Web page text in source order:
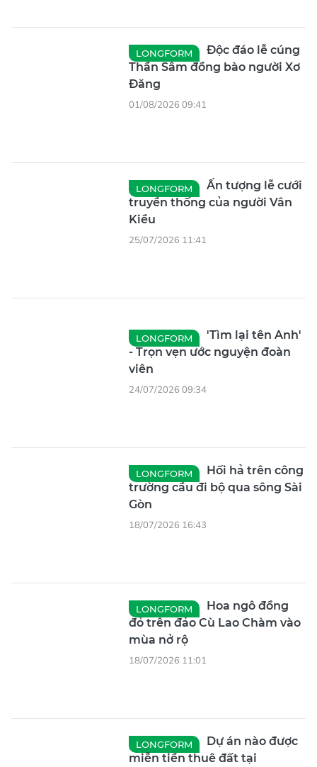
LONGFORM
Độc đáo lễ cúng
Thần Sâm đồng bào người Xơ
Đăng
01/08/2026 09:41
LONGFORM
Ấn tượng lễ cưới
truyền thống của người Vân
Kiều
25/07/2026 11:41
LONGFORM
'Tìm lại tên Anh'
- Trọn vẹn ước nguyện đoàn
viên
24/07/2026 09:34
LONGFORM
Hối hả trên công
trường cầu đi bộ qua sông Sài
Gòn
18/07/2026 16:43
LONGFORM
Hoa ngô đồng
đỏ trên đảo Cù Lao Chàm vào
mùa nở rộ
18/07/2026 11:01
LONGFORM
Dự án nào được
miễn tiền thuê đất tại